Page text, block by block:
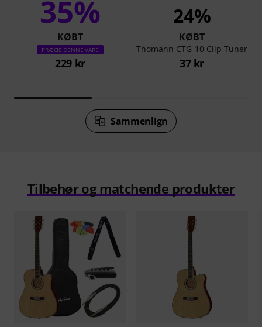
35%
KØBT
PRÆCIS DENNE VARE
229 kr
24%
KØBT
Thomann CTG-10 Clip Tuner
37 kr
Sammenlign
Tilbehør og matchende produkter